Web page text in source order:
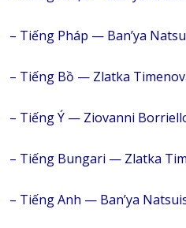
– Tiếng Pháp — Ban’ya
– Tiếng Bồ — Zlatka
– Tiếng Ý — Ziovanni
– Tiếng Bungari — Zlatka
– Tiếng Anh — Ban’ya